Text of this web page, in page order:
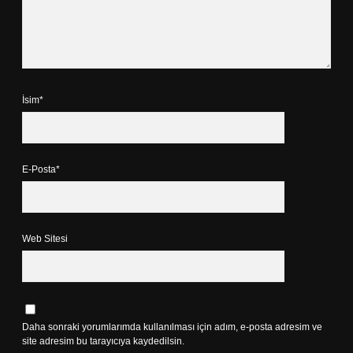
İsim*
E-Posta*
Web Sitesi
Daha sonraki yorumlarımda kullanılması için adım, e-posta adresim ve
site adresim bu tarayıcıya kaydedilsin.